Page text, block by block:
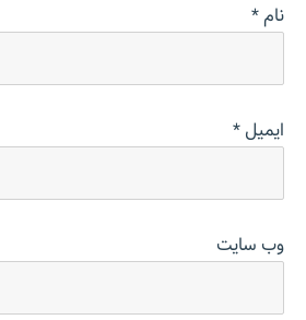
نام*
ایمیل*
وب‌ سایت